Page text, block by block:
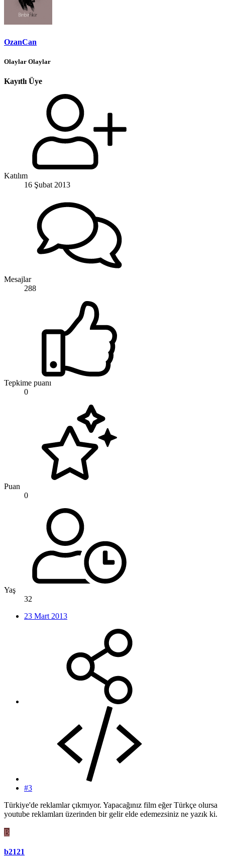
OzanCan
Olaylar Olaylar
Kayıtlı Üye
Katılım
16 Şubat 2013
Mesajlar
288
Tepkime puanı
0
Puan
0
Yaş
32
23 Mart 2013
#3
Türkiye'de reklamlar çıkmıyor. Yapacağınız film eğer Türkçe olursa
youtube reklamları üzerinden bir gelir elde edemezsiniz ne yazık ki.
B
b2121